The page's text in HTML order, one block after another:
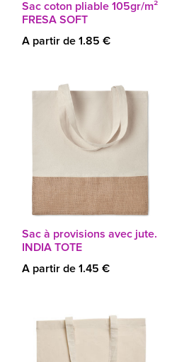
Sac coton pliable 105gr/m²
FRESA SOFT
A partir de 1.85 €
Sac à provisions avec jute.
INDIA TOTE
A partir de 1.45 €